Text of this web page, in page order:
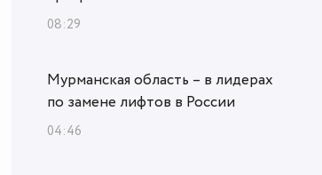
08:29
Мурманская область – в лидерах
по замене лифтов в России
04:46